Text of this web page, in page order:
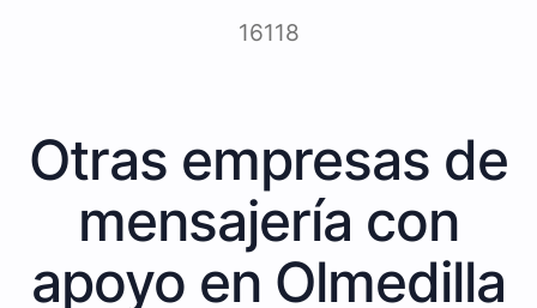
16118
Otras empresas de
mensajería con
apoyo en Olmedilla